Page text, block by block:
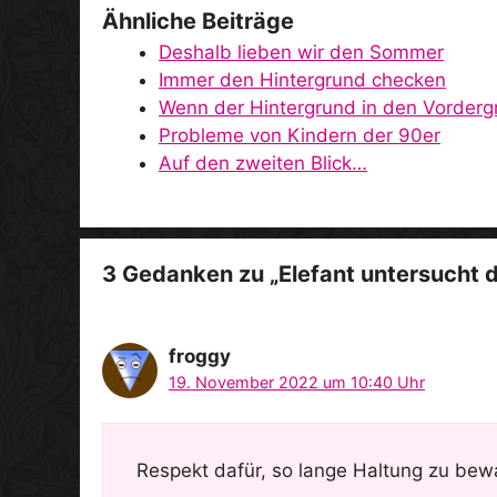
Ähnliche Beiträge
Deshalb lieben wir den Sommer
Immer den Hintergrund checken
Wenn der Hintergrund in den
Probleme von Kindern der 90er
Auf den zweiten Blick…
3 Gedanken zu „Elefant untersucht
froggy
19. November 2022 um 10:40 Uhr
Respekt dafür, so lange Haltung zu